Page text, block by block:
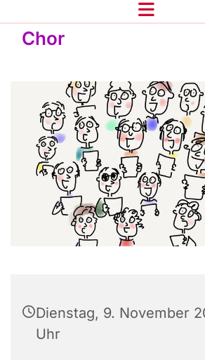
Chor
Dienstag, 9. November
Uhr